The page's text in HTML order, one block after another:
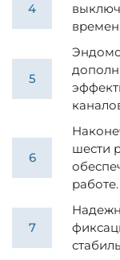
шести
работе.